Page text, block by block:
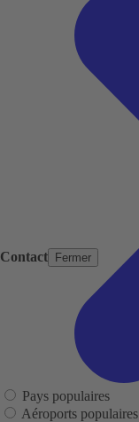
Contact Fermer
Pays populaires
Aéroports populaires